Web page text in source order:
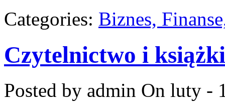
Categories: Biznes,
Czytelnictwo i
Posted by admin On luty -